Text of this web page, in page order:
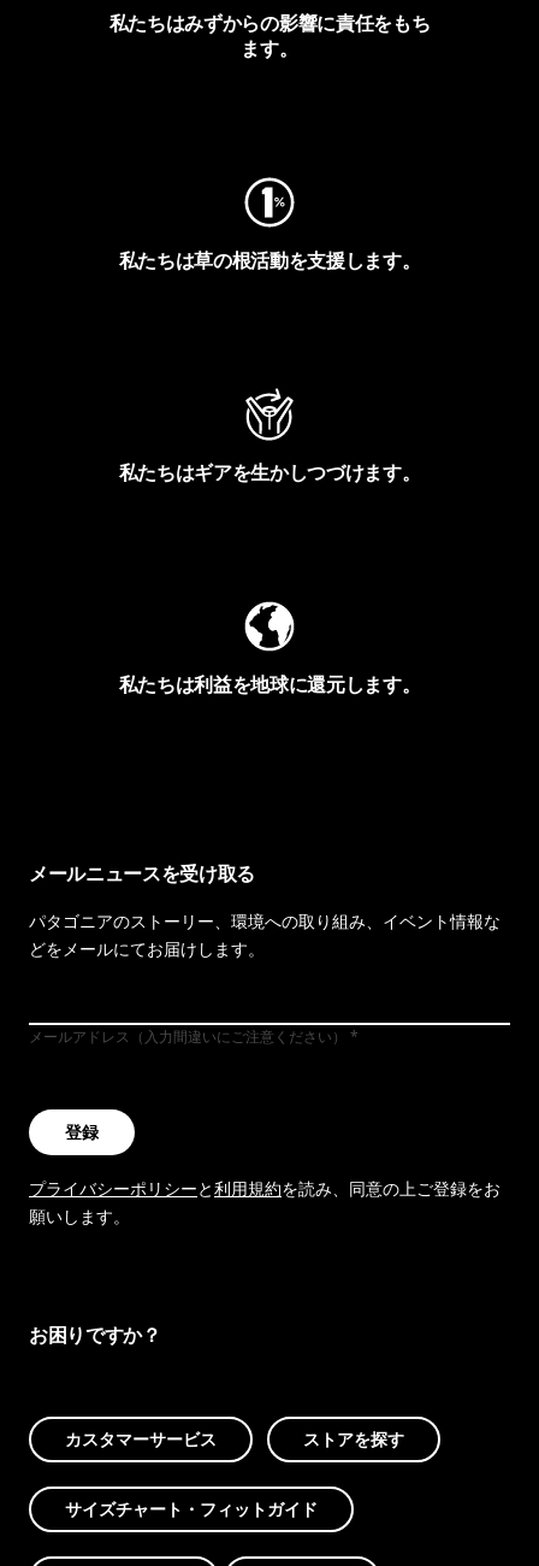
私たちはみずからの影響に責任をもち
ます。
私たちは草の根活動を支援します。
私たちはギアを生かしつづけます。
私たちは利益を地球に還元します。
メールニュースを受け取る
パタゴニアのストーリー、環境への取り組み、イベント情報な
どをメールにてお届けします。
メールアドレス（入力間違いにご注意ください）
登録
プライバシーポリシーと利用規約を読み、同意の上ご登録をお
願いします。
お困りですか？
カスタマーサービス ストアを探す
サイズチャート・フィットガイド